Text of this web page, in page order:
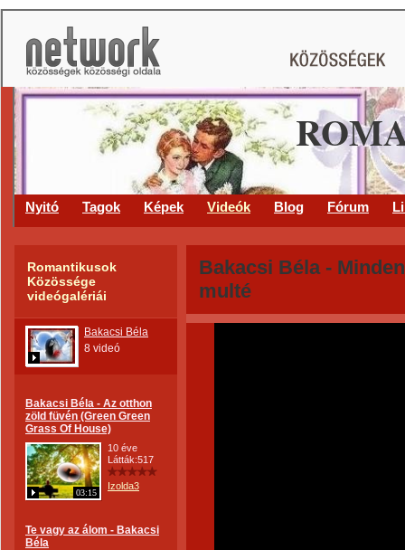
Nyitó Tagok Képek Videók Blog Fórum
Romantikusok
Közössége
videógalériái
Bakacsi Béla
8 videó
Bakacsi Béla - Az otthon
zöld füvén (Green Green
Grass Of House)
03:15
10 éve
Látták:517
Izolda3
Te vagy az álom - Bakacsi
Béla
Bakacsi Béla -
multé